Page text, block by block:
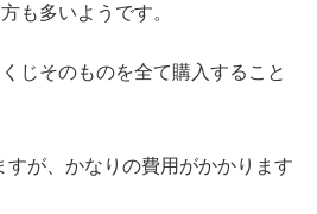
も多いようです。
じそのものを全て購入すること
が、かなりの費用がかかります